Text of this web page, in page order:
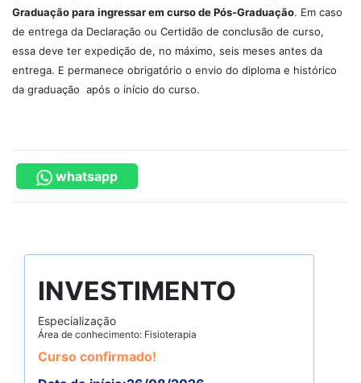
Graduação para ingressar em curso de Pós-Graduação. Em caso
de entrega da Declaração ou Certidão de conclusão de curso,
essa deve ter expedição de, no máximo, seis meses antes da
entrega. E permanece obrigatório o envio do diploma e histórico
da graduação após o início do curso.
whatsapp
INVESTIMENTO
Especialização
Área de conhecimento: Fisioterapia
Curso confirmado!